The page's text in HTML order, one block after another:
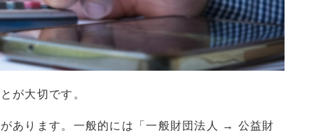
が大切です。
あります。一般的には「一般財団法人 → 公益財